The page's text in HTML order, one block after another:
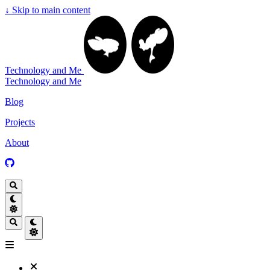
↓ Skip to main content
Technology and Me
Technology and Me
Blog
Projects
About